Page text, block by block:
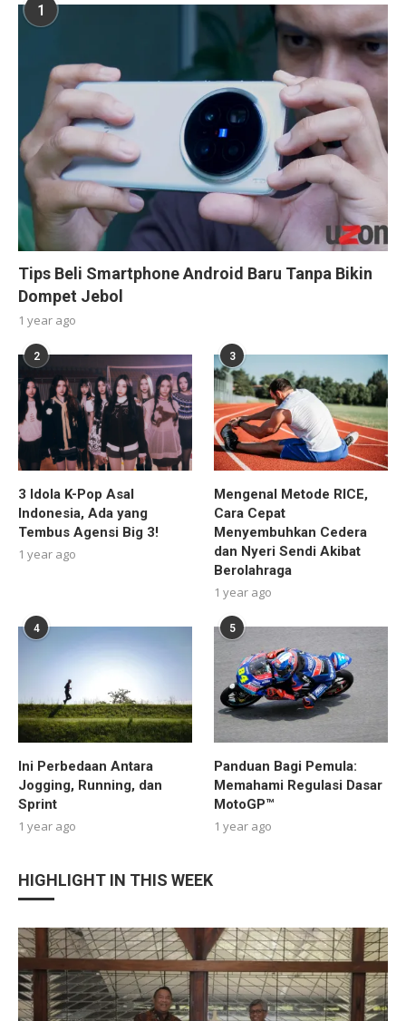
1
Tips Beli Smartphone Android Baru Tanpa Bikin
Dompet Jebol
1 year ago
2
3 Idola K-Pop Asal
Indonesia, Ada yang
Tembus Agensi Big 3!
1 year ago
3
Mengenal Metode RICE,
Cara Cepat
Menyembuhkan Cedera
dan Nyeri Sendi Akibat
Berolahraga
1 year ago
4
Ini Perbedaan Antara
Jogging, Running, dan
Sprint
1 year ago
5
Panduan Bagi Pemula:
Memahami Regulasi Dasar
MotoGP™
1 year ago
HIGHLIGHT IN THIS WEEK